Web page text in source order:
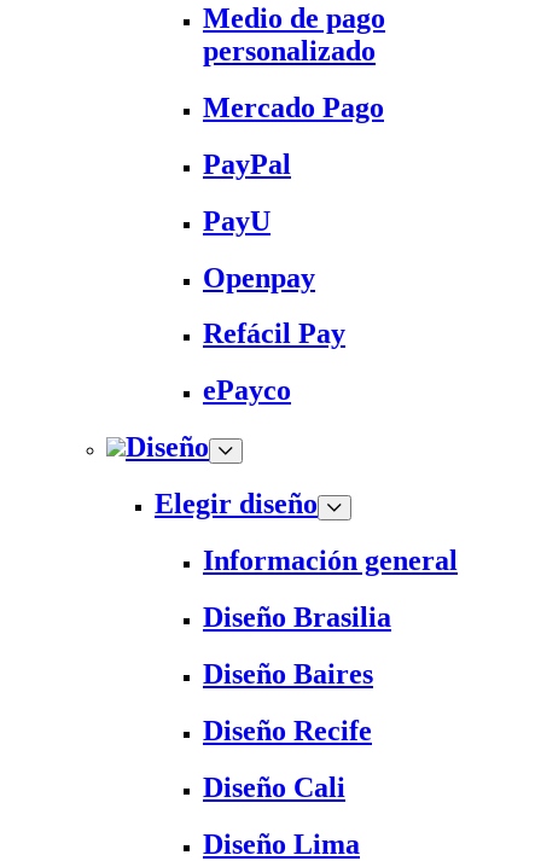
Medio de pago
personalizado
Mercado Pago
PayPal
PayU
Openpay
Refácil Pay
ePayco
Diseño
Elegir diseño
Información general
Diseño Brasilia
Diseño Baires
Diseño Recife
Diseño Cali
Diseño Lima